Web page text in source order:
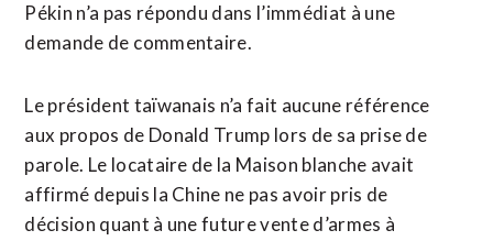
Pékin n’a pas répondu dans l’immédiat à une
demande de ⁠commentaire.
Le président taïwanais n’a fait aucune référence
aux ​propos de ​Donald Trump lors de sa prise de
parole. Le locataire de la Maison ​blanche avait
affirmé depuis la Chine ne pas avoir pris de
décision quant à une future vente ‌d’armes à